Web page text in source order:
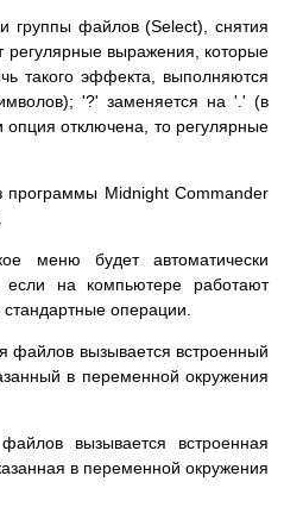
группы файлов (Select), снятия
регулярные выражения, которые
такого эффекта, выполняются
'?' заменяется на '.' (в
отключена, то регулярные
программы Midnight Commander
меню будет автоматически
на компьютере работают
операции.
файлов вызывается встроенный
в переменной окружения
вызывается встроенная
в переменной окружения